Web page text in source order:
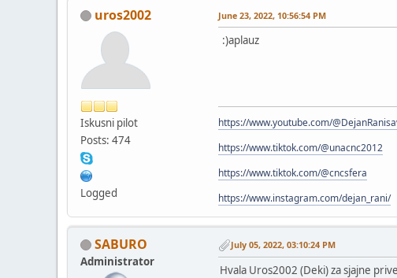
uros2002
Iskusni pilot
Posts: 474
Logged
June 23, 2022, 10:56:54 PM
:)aplauz
https://www.youtube.com/
https://www.tiktok.com/@unacnc2012
https://www.tiktok.com/@cncsfera
https://www.instagram.com/dejan_rani/
SABURO
Administrator
July 05, 2022, 03:10:24 PM
Hvala Uros2002 (Deki) za sjajne